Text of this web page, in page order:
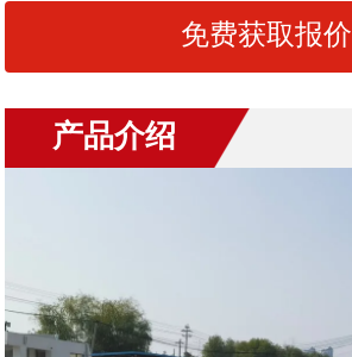
免费获取报价
产品介绍